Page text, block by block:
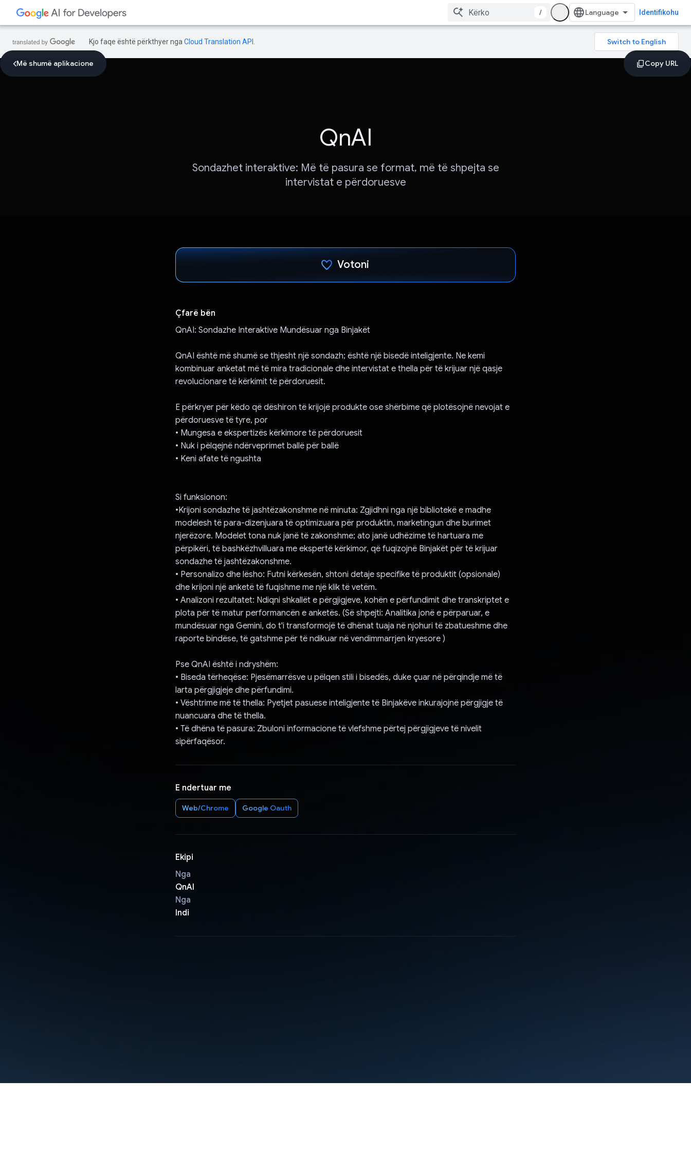
/ Identifikohu
Kjo faqe është përkthyer nga Cloud Translation API
Më shumë aplikacione
QnAI
Sondazhet interaktive: Më të pasura se format, më të shpejta se
intervistat e përdoruesve
Votoni
Çfarë bën
QnAI: Sondazhe Interaktive Mundësuar nga Binjakët
QnAI është më shumë se thjesht një sondazh; është një bisedë inteligjente. Ne kemi
kombinuar anketat më të mira tradicionale dhe intervistat e thella për të krijuar një qasje
revolucionare të kërkimit të përdoruesit.
E përkryer për këdo që dëshiron të krijojë produkte ose shërbime që plotësojnë nevojat e
përdoruesve të tyre, por
• Mungesa e ekspertizës kërkimore të përdoruesit
• Nuk i pëlqejnë ndërveprimet ballë për ballë
• Keni afate të ngushta
Si funksionon:
•Krijoni sondazhe të jashtëzakonshme në minuta: Zgjidhni nga një bibliotekë e madhe
modelesh të para-dizenjuara të optimizuara për produktin, marketingun dhe burimet
njerëzore. Modelet tona nuk janë të zakonshme; ato janë udhëzime të hartuara me
përpikëri, të bashkëzhvilluara me ekspertë kërkimor, që fuqizojnë Binjakët për të krijuar
sondazhe të jashtëzakonshme.
• Personalizo dhe lësho: Futni kërkesën, shtoni detaje specifike të produktit (opsionale)
dhe krijoni një anketë të fuqishme me një klik të vetëm.
• Analizoni rezultatet: Ndiqni shkallët e përgjigjeve, kohën e përfundimit dhe transkriptet e
plota për të matur performancën e anketës. (Së shpejti: Analitika jonë e përparuar, e
mundësuar nga Gemini, do t'i transformojë të dhënat tuaja në njohuri të zbatueshme dhe
raporte bindëse, të gatshme për të ndikuar në vendimmarrjen kryesore )
Pse QnAI është i ndryshëm:
• Biseda tërheqëse: Pjesëmarrësve u pëlqen stili i bisedës, duke çuar në përqindje më të
larta përgjigjeje dhe përfundimi.
• Vështrime më të thella: Pyetjet pasuese inteligjente të Binjakëve inkurajojnë përgjigje të
nuancuara dhe të thella.
• Të dhëna të pasura: Zbuloni informacione të vlefshme përtej përgjigjeve të nivelit
sipërfaqësor.
E ndertuar me
Web/Chrome Google Oauth
Ekipi
Nga
QnAI
Nga
Indi